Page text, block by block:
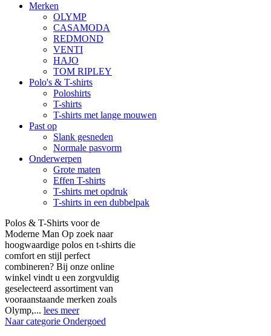
Merken
OLYMP
CASAMODA
REDMOND
VENTI
HAJO
TOM RIPLEY
Polo's & T-shirts
Poloshirts
T-shirts
T-shirts met lange mouwen
Past op
Slank gesneden
Normale pasvorm
Onderwerpen
Grote maten
Effen T-shirts
T-shirts met opdruk
T-shirts in een dubbelpak
Polos & T-Shirts voor de
Moderne Man Op zoek naar
hoogwaardige polos en t-shirts die
comfort en stijl perfect
combineren? Bij onze online
winkel vindt u een zorgvuldig
geselecteerd assortiment van
vooraanstaande merken zoals
Olymp,... lees meer
Naar categorie Ondergoed